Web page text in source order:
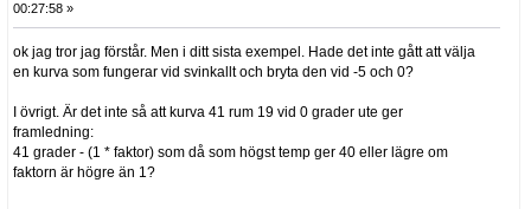
00:27:58 »
ok jag tror jag förstår. Men i ditt sista exempel. Hade det inte gått att välja
en kurva som fungerar vid svinkallt och bryta den vid -5 och 0?
I övrigt. Är det inte så att kurva 41 rum 19 vid 0 grader ute ger
framledning:
41 grader - (1 * faktor) som då som högst temp ger 40 eller lägre om
faktorn är högre än 1?